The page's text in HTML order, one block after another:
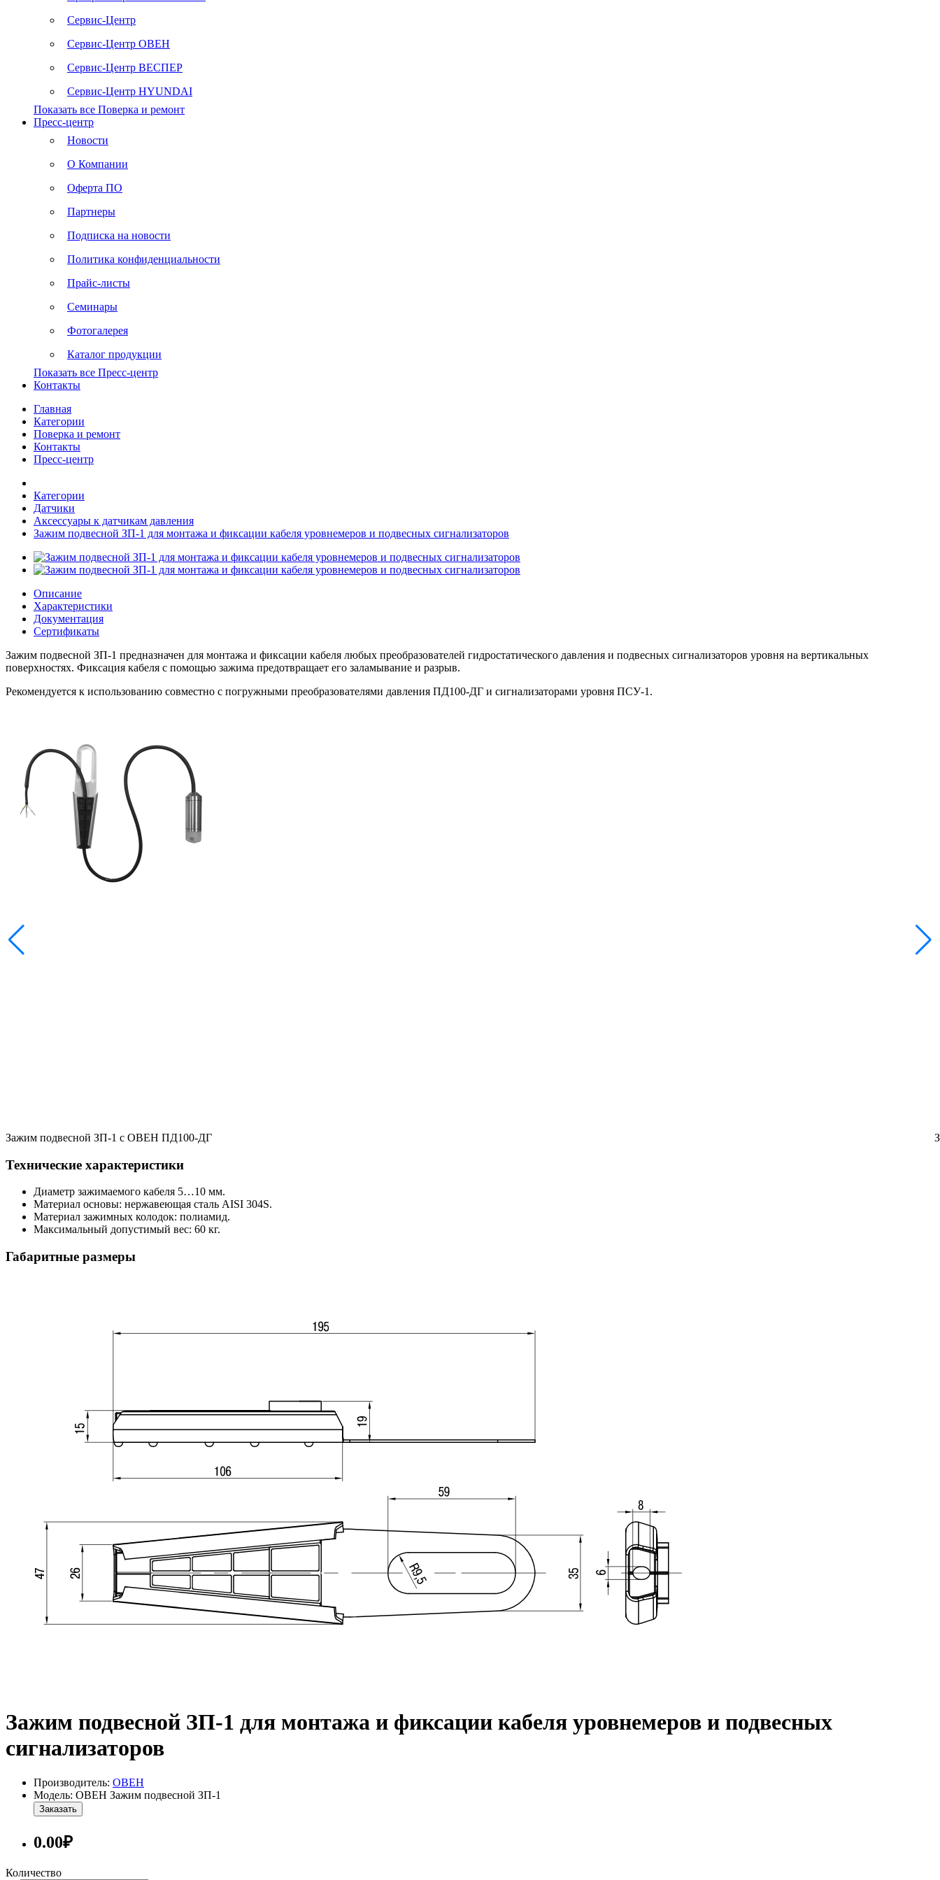
Сервис-Центр
Сервис-Центр ОВЕН
Сервис-Центр ВЕСПЕР
Сервис-Центр HYUNDAI
Показать все Поверка и ремонт
Пресс-центр
Новости
О Компании
Оферта ПО
Партнеры
Подписка на новости
Политика конфиденциальности
Прайс-листы
Семинары
Фотогалерея
Каталог продукции
Показать все Пресс-центр
Контакты
Главная
Категории
Поверка и ремонт
Контакты
Пресс-центр
Категории
Датчики
Аксессуары к датчикам давления
Зажим подвесной ЗП-1 для монтажа и фиксации кабеля уровнемеров и подвесных сигнализаторов
Описание
Характеристики
Документация
Сертификаты
Зажим подвесной ЗП-1 предназначен для монтажа и фиксации кабеля любых преобразователей гидростатического давления и подвесных сигнализаторов уровня на вертикальных
поверхностях. Фиксация кабеля с помощью зажима предотвращает его заламывание и разрыв.
Рекомендуется к использованию совместно с погружными преобразователями давления ПД100-ДГ и сигнализаторами уровня ПСУ-1.
Зажим подвесной ЗП-1 с ОВЕН ПД100-ДГ
Технические характеристики
Диаметр зажимаемого кабеля 5…10 мм.
Материал основы: нержавеющая сталь AISI 304S.
Материал зажимных колодок: полиамид.
Максимальный допустимый вес: 60 кг.
Габаритные размеры
Зажим подвесной ЗП-1 для монтажа и фиксации кабеля уровнемеров и подвесных
сигнализаторов
Производитель: ОВЕН
Модель: ОВЕН Зажим подвесной ЗП-1
Заказать
0.00₽
Количество